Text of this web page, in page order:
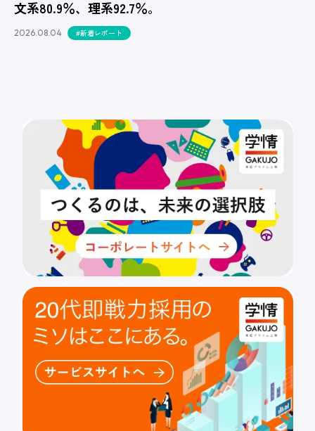
文系80.9％、理系92.7％。
2026.08.04 #新着レポート